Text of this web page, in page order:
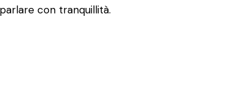
con tranquillità.